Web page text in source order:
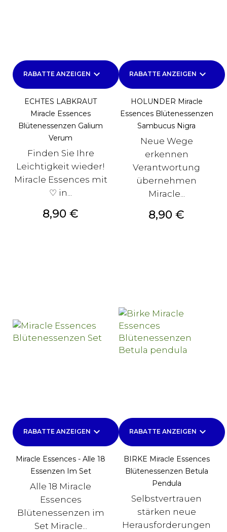
RABATTE ANZEIGEN keyboard_arrow_down
ECHTES LABKRAUT
Miracle Essences
Blütenessenzen Galium
Verum
Finden Sie Ihre
Leichtigkeit wieder!
Miracle Essences mit
♡ in...
Preis
8,90 €
RABATTE ANZEIGEN keyboard_arrow_down
HOLUNDER Miracle
Essences Blütenessenzen
Sambucus Nigra
Neue Wege
erkennen
Verantwortung
übernehmen
Miracle...
Preis
8,90 €
RABATTE ANZEIGEN keyboard_arrow_down
Miracle Essences - Alle 18
Essenzen Im Set
Alle 18 Miracle
Essences
Blütenessenzen im
Set Miracle...
RABATTE ANZEIGEN keyboard_arrow_down
BIRKE Miracle Essences
Blütenessenzen Betula
Pendula
Selbstvertrauen
stärken neue
Herausforderungen